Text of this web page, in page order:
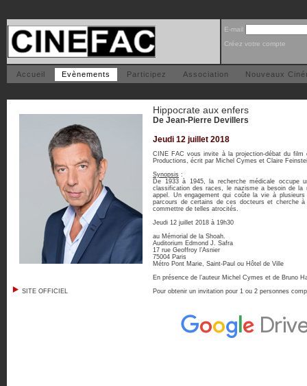
E-mail
Créez votre compte
Accueil Evènements Participez Association Nouveaux
SITE OFFICIEL
Hippocrate aux enfers
De Jean-Pierre Devillers
Jeudi 12 juillet 2018
CINE FAC vous invite à la projection-débat du film
Productions, écrit par Michel Cymes et Claire
Synopsis :
De 1933 à 1945, la recherche médicale occupe
classification des races, le nazisme a besoin de
appel. Un engagement qui coûte la vie à
parcours de certains de ces docteurs et cherche
commettre de telles atrocités.
Jeudi 12 juillet 2018 à 19h30
au Mémorial de la Shoah.
Auditorium Edmond J. Safra
17 rue Geoffroy l’Asnier
75004 Paris
Métro Pont Marie, Saint-Paul ou Hôtel de Ville
En présence de l’auteur Michel Cymes et de Bruno
Pour obtenir un invitation pour 1 ou 2 personnes